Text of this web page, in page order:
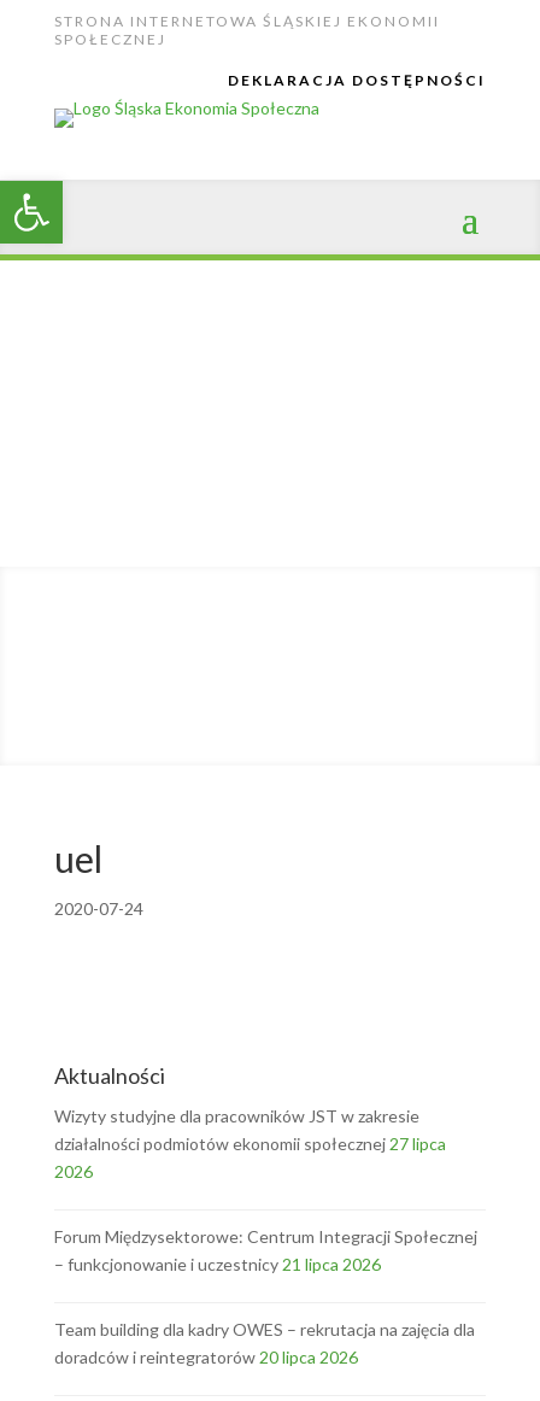
STRONA INTERNETOWA ŚLĄSKIEJ EKONOMII
SPOŁECZNEJ
DEKLARACJA DOSTĘPNOŚCI
uel
2020-07-24
Aktualności
Wizyty studyjne dla pracowników JST w zakresie
działalności podmiotów ekonomii społecznej 27 lipca
2026
Forum Międzysektorowe: Centrum Integracji Społecznej
– funkcjonowanie i uczestnicy 21 lipca 2026
Team building dla kadry OWES – rekrutacja na zajęcia dla
doradców i reintegratorów 20 lipca 2026
Open toolbar